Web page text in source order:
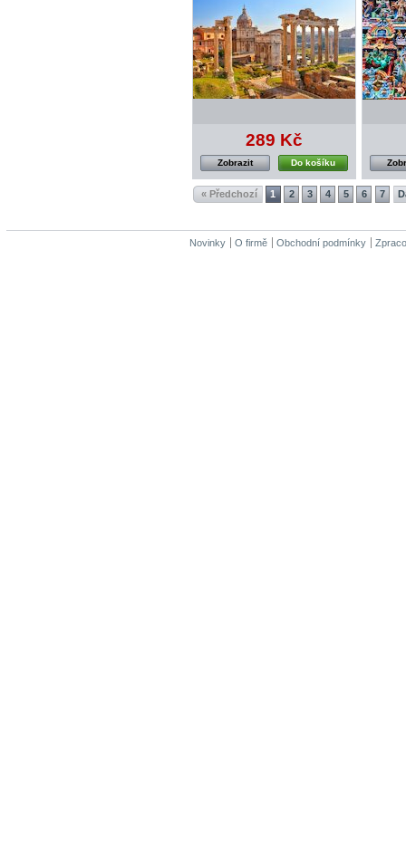
289 Kč
Do košíku
Zobrazit
« Předchozí 1 2 3 4 5 6 7
Novinky O firmě Obchodní podmínky